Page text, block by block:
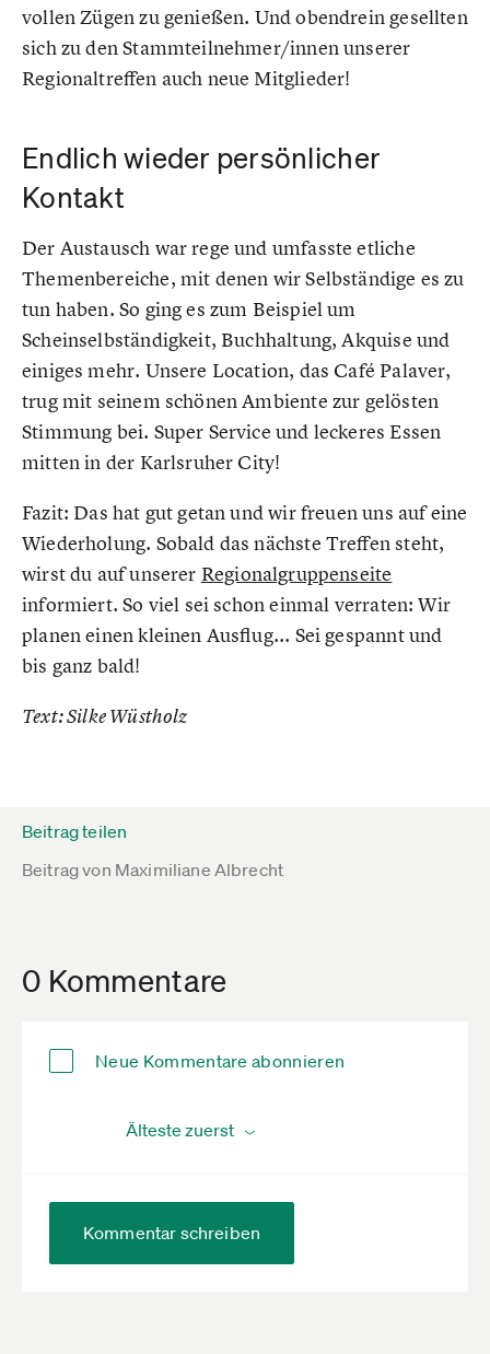
vollen Zügen zu genießen. Und obendrein gesellten
sich zu den Stammteilnehmer/innen unserer
Regionaltreffen auch neue Mitglieder!
Endlich wieder persönlicher
Kontakt
Der Austausch war rege und umfasste etliche
Themenbereiche, mit denen wir Selbständige es zu
tun haben. So ging es zum Beispiel um
Scheinselbständigkeit, Buchhaltung, Akquise und
einiges mehr. Unsere Location, das Café Palaver,
trug mit seinem schönen Ambiente zur gelösten
Stimmung bei. Super Service und leckeres Essen
mitten in der Karlsruher City!
Fazit: Das hat gut getan und wir freuen uns auf eine
Wiederholung. Sobald das nächste Treffen steht,
wirst du auf unserer Regionalgruppenseite
informiert. So viel sei schon einmal verraten: Wir
planen einen kleinen Ausflug... Sei gespannt und
bis ganz bald!
Text: Silke Wüstholz
Beitrag teilen
Beitrag von Maximiliane Albrecht
0 Kommentare
Neue Kommentare abonnieren
Kommentar schreiben